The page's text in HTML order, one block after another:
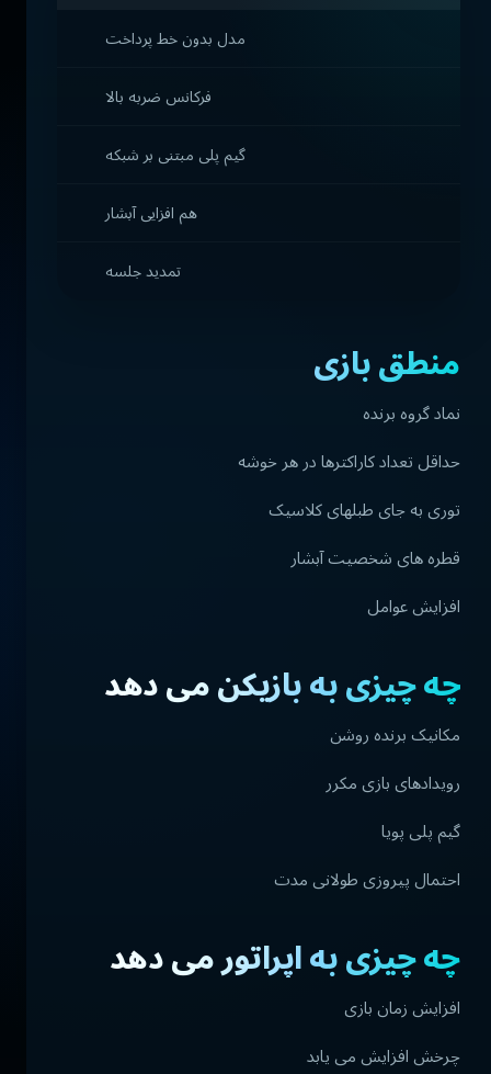
مدل بدون خط پرداخت
فرکانس ضربه بالا
گیم پلی مبتنی بر شبکه
هم افزایی آبشار
تمدید جلسه
منطق بازی
نماد گروه برنده
حداقل تعداد کاراکترها در هر خوشه
توری به جای طبلهای کلاسیک
قطره های شخصیت آبشار
افزایش عوامل
چه چیزی به بازیکن می دهد
مکانیک برنده روشن
رویدادهای بازی مکرر
گیم پلی پویا
احتمال پیروزی طولانی مدت
چه چیزی به اپراتور می دهد
افزایش زمان بازی
چرخش افزایش می یابد